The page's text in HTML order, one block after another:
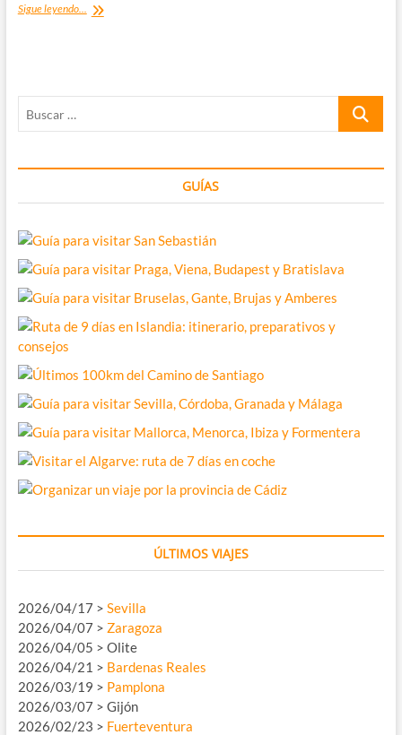
Sigue leyendo... Sitges,
Buscar
GUÍAS
ÚLTIMOS VIAJES
2026/04/17 > Sevilla
2026/04/07 > Zaragoza
2026/04/05 > Olite
2026/04/21 > Bardenas Reales
2026/03/19 > Pamplona
2026/03/07 > Gijón
2026/02/23 > Fuerteventura